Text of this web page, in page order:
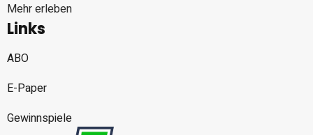
Mehr erleben
Links
ABO
E-Paper
Gewinnspiele